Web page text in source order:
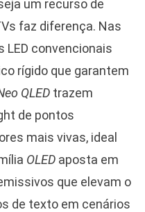
um recurso de
faz diferença. Nas
LED convencionais
rígido que garantem
QLEDtrazem
de pontos
mais vivas, ideal
OLEDaposta em
que elevam o
de texto em cenários